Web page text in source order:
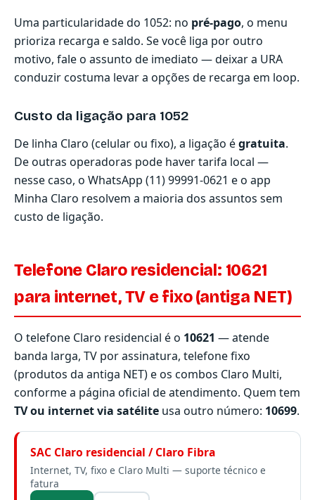
Uma particularidade do 1052: no pré-pago, o menu
prioriza recarga e saldo. Se você liga por outro
motivo, fale o assunto de imediato — deixar a URA
conduzir costuma levar a opções de recarga em loop.
Custo da ligação para 1052
De linha Claro (celular ou fixo), a ligação égratuita.
De outras operadoras pode haver tarifa local —
nesse caso, o WhatsApp (11) 99991-0621 e o app
Minha Claro resolvem a maioria dos assuntos sem
custo de ligação.
Telefone Claro residencial: 10621
para internet, TV e fixo (antiga NET)
O telefone Claro residencial é o 10621 — atende
banda larga, TV por assinatura, telefone fixo
(produtos da antiga NET) e os combos Claro Multi,
conforme a página oficial de atendimento. Quem tem
TV ou internet via satélite usa outro número: 10699.
SAC Claro residencial / Claro Fibra
Internet, TV, fixo e Claro Multi — suporte técnico e
fatura